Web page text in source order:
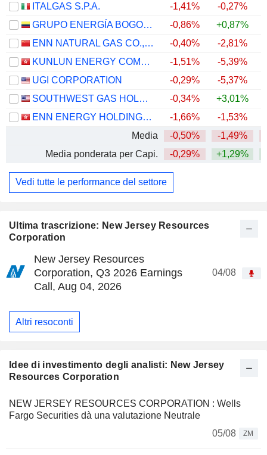
Ultima trascrizione: New Jersey Resources
Corporation
New Jersey Resources
Corporation, Q3 2026 Earnings
Call, Aug 04, 2026
04/08
Altri resoconti
Idee di investimento degli analisti: New Jersey
Resources Corporation
NEW JERSEY RESOURCES CORPORATION : Wells
Fargo Securities dà una valutazione Neutrale
05/08
ZM
ITALGAS S.P.A.
-1,41% -0,27%
GRUPO ENERGÍA BOGOTÁ S.A. E.S.P.
-0,86% +0,87%
ENN NATURAL GAS CO., LTD.
-0,40% -2,81%
KUNLUN ENERGY COMPANY LIMITED
-1,51% -5,39%
UGI CORPORATION
-0,29% -5,37%
SOUTHWEST GAS HOLDINGS, INC.
-0,34% +3,01%
ENN ENERGY HOLDINGS LIMITED
-1,66% -1,53%
Media
-0,50% -1,49%
Media ponderata per Capi.
-0,29% +1,29%
Vedi tutte le performance del settore